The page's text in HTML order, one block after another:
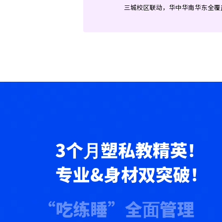
三城校区联动，华中华南华东全
3个⽉塑私教精英！
专业&身材双突破！
“吃练睡”全⾯管理